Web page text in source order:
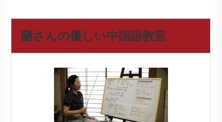
蘭さんの優しい中国語教室